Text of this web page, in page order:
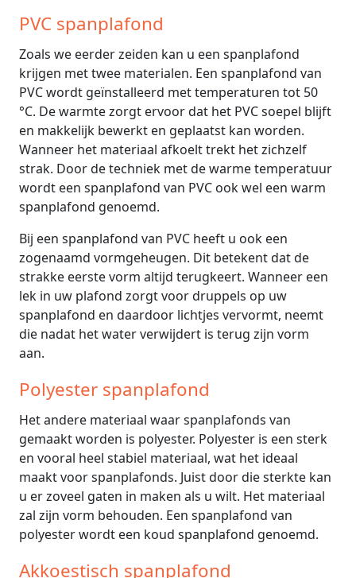
PVC spanplafond
Zoals we eerder zeiden kan u een spanplafond
krijgen met twee materialen. Een spanplafond van
PVC wordt geïnstalleerd met temperaturen tot 50
°C. De warmte zorgt ervoor dat het PVC soepel blijft
en makkelijk bewerkt en geplaatst kan worden.
Wanneer het materiaal afkoelt trekt het zichzelf
strak. Door de techniek met de warme temperatuur
wordt een spanplafond van PVC ook wel een warm
spanplafond genoemd.
Bij een spanplafond van PVC heeft u ook een
zogenaamd vormgeheugen. Dit betekent dat de
strakke eerste vorm altijd terugkeert. Wanneer een
lek in uw plafond zorgt voor druppels op uw
spanplafond en daardoor lichtjes vervormt, neemt
die nadat het water verwijdert is terug zijn vorm
aan.
Polyester spanplafond
Het andere materiaal waar spanplafonds van
gemaakt worden is polyester. Polyester is een sterk
en vooral heel stabiel materiaal, wat het ideaal
maakt voor spanplafonds. Juist door die sterkte kan
u er zoveel gaten in maken als u wilt. Het materiaal
zal zijn vorm behouden. Een spanplafond van
polyester wordt een koud spanplafond genoemd.
Akkoestisch spanplafond